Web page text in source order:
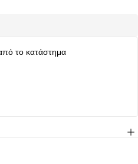
το κατάστημα